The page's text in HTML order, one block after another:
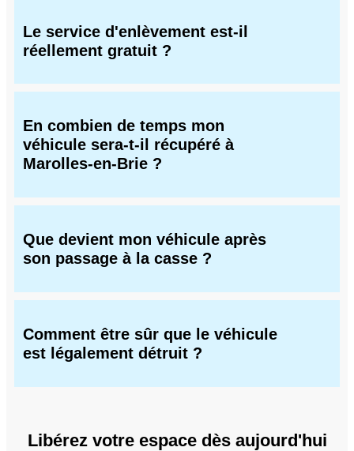
Le service d'enlèvement est-il
réellement gratuit ?
En combien de temps mon
véhicule sera-t-il récupéré à
Marolles-en-Brie ?
Que devient mon véhicule après
son passage à la casse ?
Comment être sûr que le véhicule
est légalement détruit ?
Libérez votre espace dès aujourd'hui